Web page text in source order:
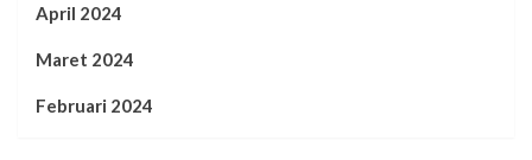
April 2024
Maret 2024
Februari 2024